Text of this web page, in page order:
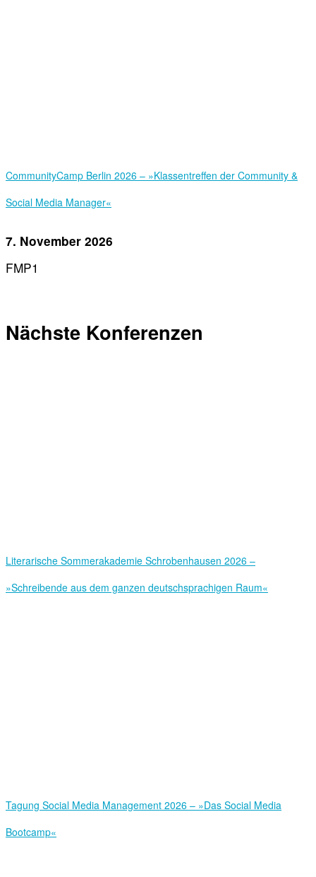
Community­Camp Berlin 2026 – »Klassentreffen der Community &
Social Media Manager«
7. November 2026
FMP1
Nächste Konferenzen
Literarische Sommerakademie Schrobenhausen 2026 –
»Schreibende aus dem ganzen deutschsprachigen Raum«
Tagung Social Media Management 2026 – »Das Social Media
Bootcamp«